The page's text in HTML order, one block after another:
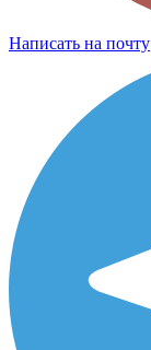
Написать на почту